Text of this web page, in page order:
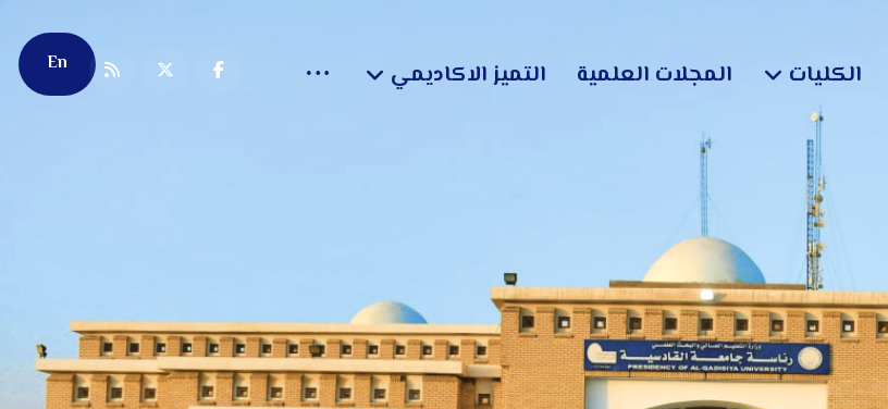
الكليات المجلات العلمية التميز الاكاديمي En